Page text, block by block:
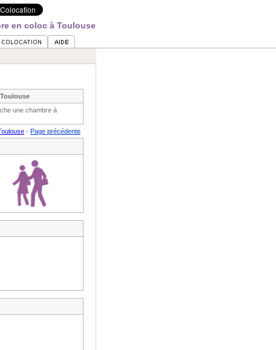
en coloc à Toulouse
une chambre à
- Page précédente